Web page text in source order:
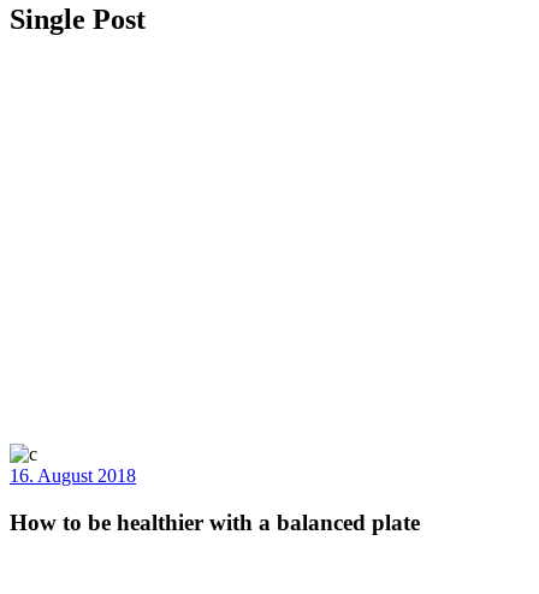
Single Post
16. August 2018
How to be healthier with a balanced plate